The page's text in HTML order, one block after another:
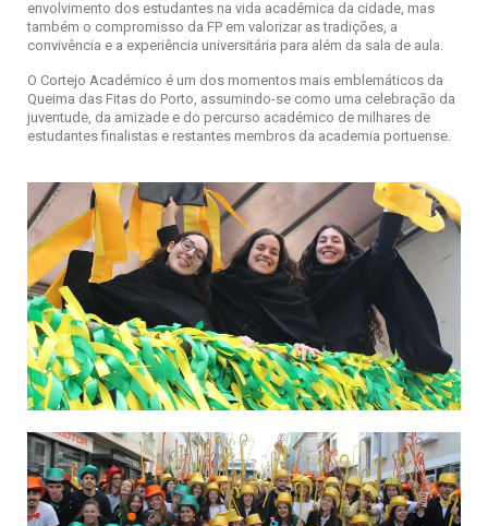
envolvimento dos estudantes na vida académica da cidade, mas
também o compromisso da FP em valorizar as tradições, a
convivência e a experiência universitária para além da sala de aula.
O Cortejo Académico é um dos momentos mais emblemáticos da
Queima das Fitas do Porto, assumindo-se como uma celebração da
juventude, da amizade e do percurso académico de milhares de
estudantes finalistas e restantes membros da academia portuense.